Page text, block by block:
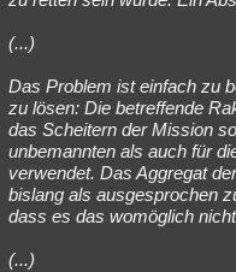
(...)
Das Problem ist einfach zu
zu lösen: Die betreffende
das Scheitern der Mission
unbemannten als auch für
verwendet. Das Aggregat
bislang als ausgesprochen
dass es das womöglich
(...)